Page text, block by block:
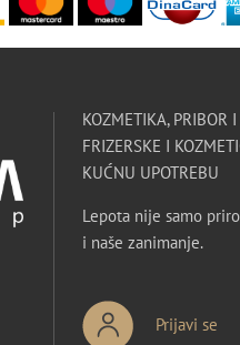
KOZMETIKA, PRIBOR
FRIZERSKE I
KUĆNU UPOTREBU
Lepota nije samo
i naše zanimanje.
Prijavi se